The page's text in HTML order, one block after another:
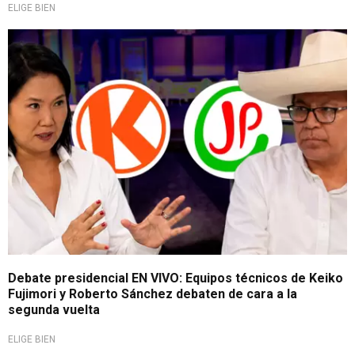
ELIGE BIEN
Elecciones 2026
Debate presidencial EN VIVO: Equipos técnicos de Keiko
Fujimori y Roberto Sánchez debaten de cara a la
segunda vuelta
ELIGE BIEN